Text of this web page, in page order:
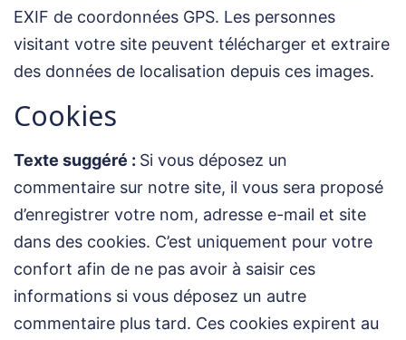
EXIF de coordonnées GPS. Les personnes
visitant votre site peuvent télécharger et extraire
des données de localisation depuis ces images.
Cookies
Texte suggéré : Si vous déposez un
commentaire sur notre site, il vous sera proposé
d’enregistrer votre nom, adresse e-mail et site
dans des cookies. C’est uniquement pour votre
confort afin de ne pas avoir à saisir ces
informations si vous déposez un autre
commentaire plus tard. Ces cookies expirent au